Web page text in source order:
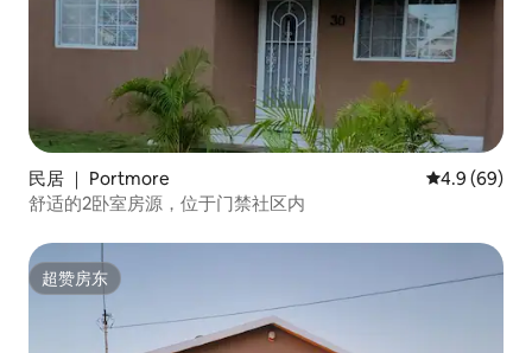
民居 ｜ Portmore 平均评分 4.9
4.9 (69)
舒适的2卧室房源，位于门禁社区内
超赞房东
超赞房东